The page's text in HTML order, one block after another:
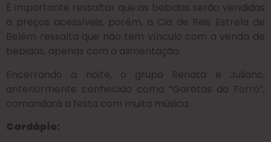
É importante ressaltar que as bebidas serão vendidas
a preços acessíveis, porém, a Cia de Reis Estrela de
Belém ressalta que não tem vínculo com a venda de
bebidas, apenas com a alimentação.
Encerrando a noite, o grupo Renata e Juliano,
anteriormente conhecido como “Garotas do Forró”,
comandará a festa com muita música.
Cardápio: